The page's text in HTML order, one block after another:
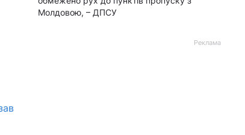
Молдовою, – ДПСУ
Реклама